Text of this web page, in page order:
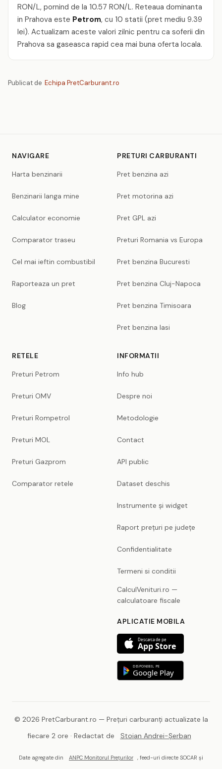
RON/L, pornind de la 10.57 RON/L. Reteaua dominanta
in Prahova este Petrom, cu 10 statii (pret mediu 9.39
lei). Actualizam aceste valori zilnic pentru ca soferii din
Prahova sa gaseasca rapid cea mai buna oferta locala.
Publicat de Echipa PretCarburant.ro
NAVIGARE
Harta benzinarii
Benzinarii langa mine
Calculator economie
Comparator traseu
Cel mai ieftin combustibil
Raporteaza un pret
Blog
PRETURI CARBURANTI
Pret benzina azi
Pret motorina azi
Pret GPL azi
Preturi Romania vs Europa
Pret benzina Bucuresti
Pret benzina Cluj-Napoca
Pret benzina Timisoara
Pret benzina Iasi
RETELE
Preturi Petrom
Preturi OMV
Preturi Rompetrol
Preturi MOL
Preturi Gazprom
Comparator retele
INFORMATII
Info hub
Despre noi
Metodologie
Contact
API public
Dataset deschis
Instrumente și widget
Raport prețuri pe județe
Confidentialitate
Termeni si conditii
CalculVenituri.ro —
calculatoare fiscale
APLICATIE MOBILA
Descarca de pe
App Store
DISPONIBIL PE
Google Play
© 2026 PretCarburant.ro — Prețuri carburanți actualizate la
fiecare 2 ore · Redactat de
Stoian Andrei-Șerban
Date agregate din ANPC Monitorul Prețurilor , feed-uri directe SOCAR și